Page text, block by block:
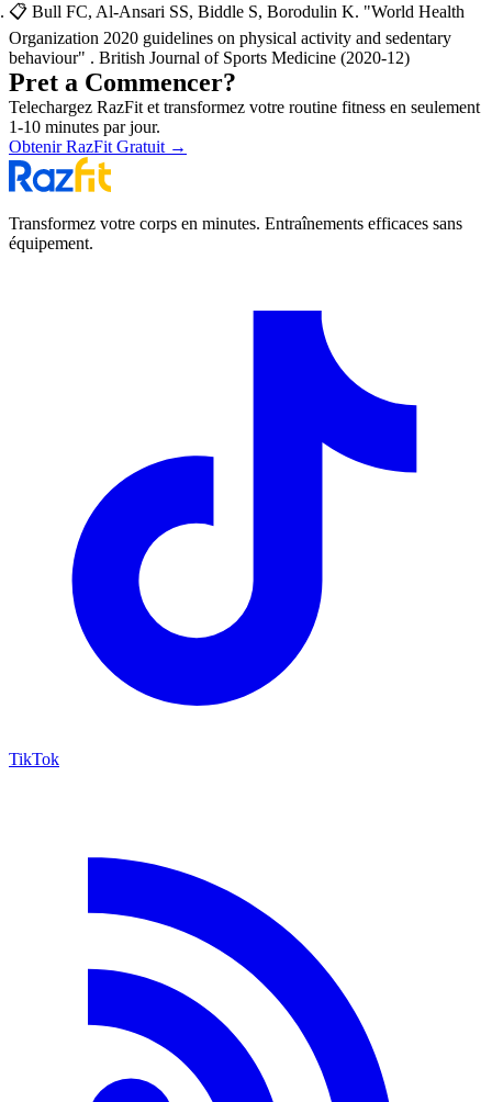
📋 Bull FC, Al-Ansari SS, Biddle S, Borodulin K. "World Health
Organization 2020 guidelines on physical activity and sedentary
behaviour" . British Journal of Sports Medicine (2020-12)
Pret a Commencer?
Telechargez RazFit et transformez votre routine fitness en seulement
1-10 minutes par jour.
Obtenir RazFit Gratuit →
Transformez votre corps en minutes. Entraînements efficaces sans
équipement.
TikTok